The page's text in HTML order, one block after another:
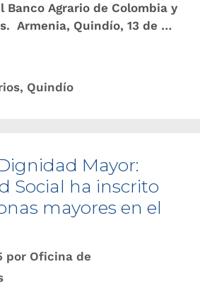
Banco Agrario de Colombia y
Armenia, Quindío, 13 de …
, Quindío
Mayor:
Social ha inscrito
mayores en el
por Oficina de